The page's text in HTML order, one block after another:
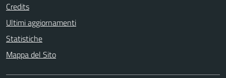
Credits
Ultimi aggiornamenti
Statistiche
Mappa del Sito